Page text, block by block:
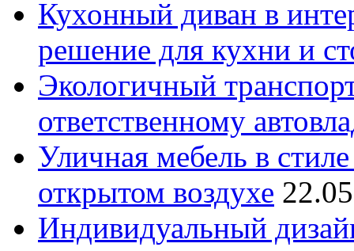
Кухонный диван в
решение для кухни и
Экологичный
ответственному
Уличная мебель в
открытом воздухе
Индивидуальный